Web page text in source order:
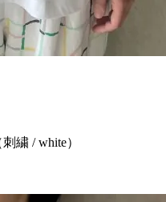
繍 / white）